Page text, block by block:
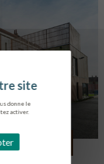
donne le
activer.